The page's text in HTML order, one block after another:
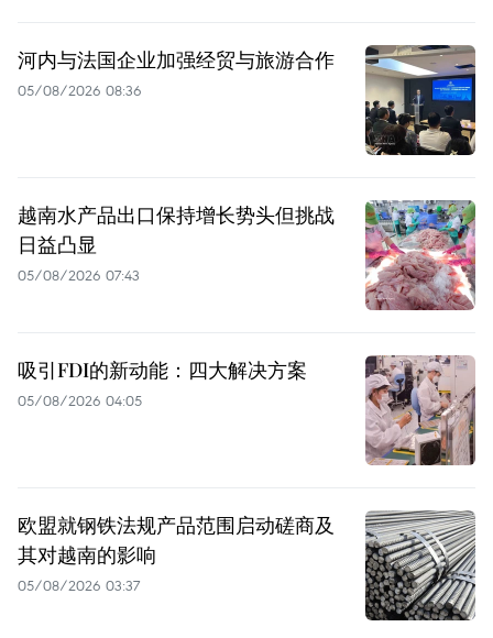
河内与法国企业加强经贸与旅游合作
05/08/2026 08:36
越南水产品出口保持增长势头但挑战
日益凸显
05/08/2026 07:43
吸引FDI的新动能：四大解决方案
05/08/2026 04:05
欧盟就钢铁法规产品范围启动磋商及
其对越南的影响
05/08/2026 03:37